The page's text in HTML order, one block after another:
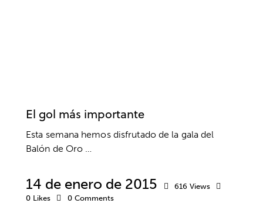
El gol más importante
Esta semana hemos disfrutado de la gala del
Balón de Oro …
14 de enero de 2015 616 Views
0 Likes 0 Comments